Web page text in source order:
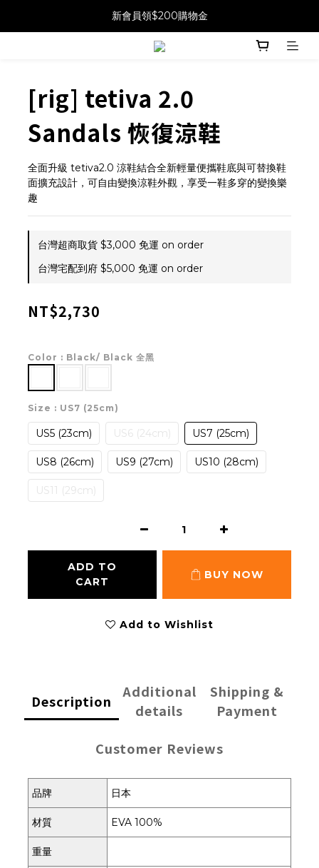
新會員領$200購物金
[rig] tetiva 2.0
Sandals 恢復涼鞋
全面升級 tetiva2.0 涼鞋結合全新輕量便攜鞋底與可替換鞋
面擴充設計，可自由變換涼鞋外觀，享受一鞋多穿的變換樂
趣
台灣超商取貨 $3,000 免運 on order
台灣宅配到府 $5,000 免運 on order
NT$2,730
Color : Black/ Black 全黑
Size : US7 (25cm)
US5 (23cm) US6 (24cm) US7 (25cm)
US8 (26cm) US9 (27cm) US10 (28cm)
US11 (29cm)
ADD TO
CART
BUY NOW
Add to Wishlist
Description
Additional
details
Shipping &
Payment
Customer Reviews
品牌 日本
材質 EVA 100%
重量